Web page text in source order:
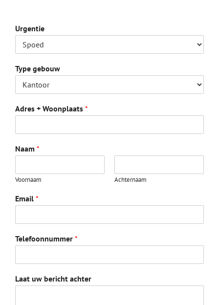
Urgentie
Type gebouw
Adres + Woonplaats *
Naam *
Voornaam Achternaam
Email *
Telefoonnummer *
Laat uw bericht achter